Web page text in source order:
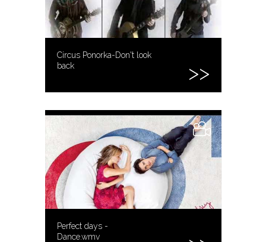
Circus Ponorka-Don't look
back
Perfect days -
Dance.wmv